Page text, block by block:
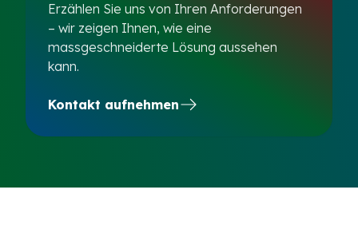
Erzählen Sie uns von Ihren Anforderungen
– wir zeigen Ihnen, wie eine
massgeschneiderte Lösung aussehen
kann.
Kontakt aufnehmen